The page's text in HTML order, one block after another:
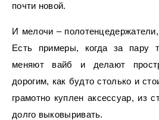
почти новой.
И мелочи –
Есть примеры, когда за пару
меняют вайб и делают
дорогим, как будто столько и
грамотно куплен аксессуар, из
долго выковыривать.